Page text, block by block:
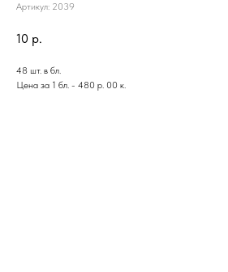
Артикул: 2039
10 р.
48 шт. в бл.
Цена за 1 бл. - 480 р. 00 к.